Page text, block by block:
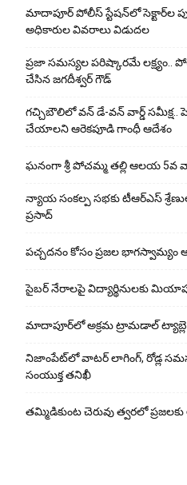
మాదాపూర్ పోలీస్‌ స్టేషన్‌లో సెక్టార్‌ల
అధికారుల వివరాలు విడుదల
ప్రజా సమస్యల పరిష్కారమే లక్ష్యం..
చేసిన జగదీశ్వర్ గౌడ్
గచ్చిబౌలిలో వన్ డే-వన్ వార్డ్ సమీక్ష..
చేయాలని ఆరెకపూడి గాంధీ ఆదేశం
ఘ‌నంగా శ్రీ పోచమ్మ త‌ల్లి ఆలయ 5వ
న్యాయ సంక‌ల్ప స‌భ‌కు టీఆర్ఎస్
ప్ర‌సాద్
పచ్చదనం కోసం ప్రజల భాగస్వామ్యం
సైబర్ నేరాలపై విద్యార్థినులకు
మాదాపూర్‌లో అక్రమ ట్రామడాల్
నిజాంపేట్‌లో వాటర్ లాగింగ్, రోడ్ల
సంయుక్త తనిఖీ
తమ్మిడికుంట చెరువు త్వరలో